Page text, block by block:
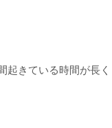
起きている時間が長く